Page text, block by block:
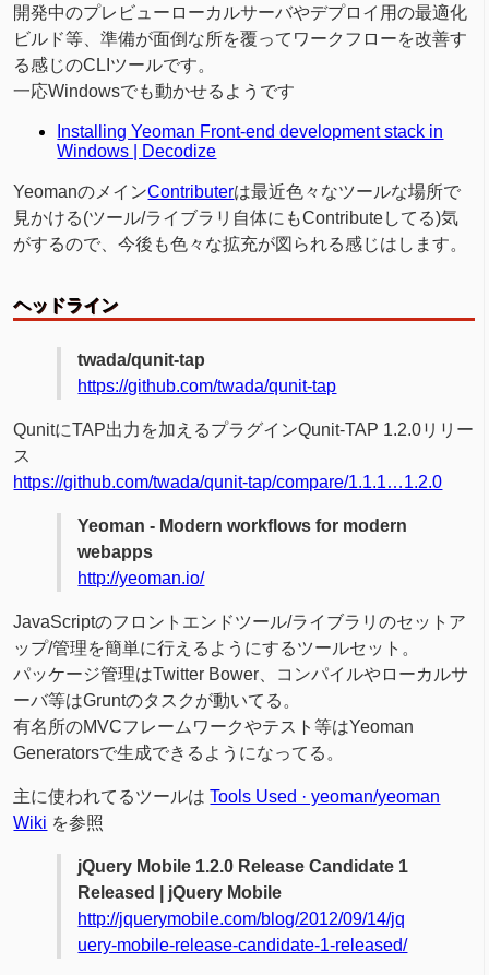
開発中のプレビューローカルサーバやデプロイ用の最適化
ビルド等、準備が面倒な所を覆ってワークフローを改善す
る感じのCLIツールです。
一応Windowsでも動かせるようです
Installing Yeoman Front-end development stack in
Windows | Decodize
YeomanのメインContributerは最近色々なツールな場所で
見かける(ツール/ライブラリ自体にもContributeしてる)気
がするので、今後も色々な拡充が図られる感じはします。
ヘッドライン
twada/qunit-tap
https://github.com/twada/qunit-tap
QunitにTAP出力を加えるプラグインQunit-TAP 1.2.0リリー
ス
https://github.com/twada/qunit-tap/compare/1.1.1…1.2.0
Yeoman - Modern workflows for modern
webapps
http://yeoman.io/
JavaScriptのフロントエンドツール/ライブラリのセットア
ップ/管理を簡単に行えるようにするツールセット。
パッケージ管理はTwitter Bower、コンパイルやローカルサ
ーバ等はGruntのタスクが動いてる。
有名所のMVCフレームワークやテスト等はYeoman
Generatorsで生成できるようになってる。
主に使われてるツールはTools Used · yeoman/yeoman
Wiki を参照
jQuery Mobile 1.2.0 Release Candidate 1
Released | jQuery Mobile
http://jquerymobile.com/blog/2012/09/14/jq
uery-mobile-release-candidate-1-released/